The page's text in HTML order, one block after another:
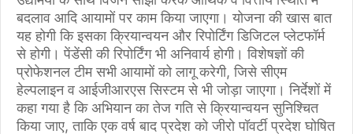
बदलाव आदि आयामों पर काम किया जाएगा। योजना की खास बात
यह होगी कि इसका क्रियान्वयन और रिपोर्टिंग डिजिटल प्लेटफॉर्म
से होगी। पेंडेंसी की रिपोर्टिंग भी अनिवार्य होगी। विशेषज्ञों की
प्रोफेशनल टीम सभी आयामों को लागू करेगी, जिसे सीएम
हेल्पलाइन व आईजीआरएस सिस्टम से भी जोड़ा जाएगा। निर्देशों में
कहा गया है कि अभियान का तेज गति से क्रियान्वयन सुनिश्चित
किया जाए, ताकि एक वर्ष बाद प्रदेश को जीरो पॉवर्टी प्रदेश घोषित